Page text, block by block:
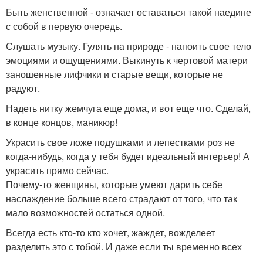
Быть женственной - означает оставаться такой наедине
с собой в первую очередь.
Слушать музыку. Гулять на природе - напоить свое тело
эмоциями и ощущениями. Выкинуть к чертовой матери
заношенные лифчики и старые вещи, которые не
радуют.
Надеть нитку жемчуга еще дома, и вот еще что. Сделай,
в конце концов, маникюр!
Украсить свое ложе подушками и лепестками роз не
когда-нибудь, когда у тебя будет идеальный интерьер! А
украсить прямо сейчас.
Почему-то женщины, которые умеют дарить себе
наслаждение больше всего страдают от того, что так
мало возможностей остаться одной.
Всегда есть кто-то кто хочет, жаждет, вожделеет
разделить это с тобой. И даже если ты временно всех